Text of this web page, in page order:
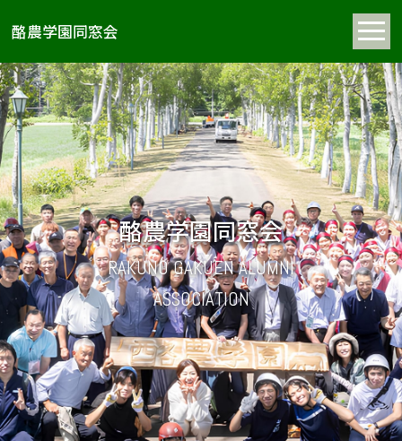
酪農学園同窓会
酪農学園同窓会
RAKUNO GAKUEN ALUMNI
ASSOCIATION